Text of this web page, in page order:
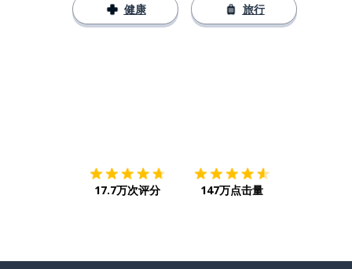
健康 旅行
17.7万次评分 147万点击量